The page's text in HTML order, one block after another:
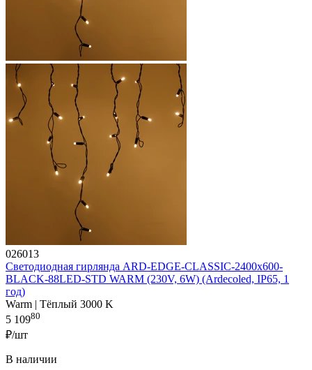
026013
Светодиодная гирлянда ARD-EDGE-CLASSIC-2400x600-
BLACK-88LED-STD WARM (230V, 6W) (Ardecoled, IP65, 1
год)
Warm | Тёплый 3000 K
5 10980
₽/шт
В наличии